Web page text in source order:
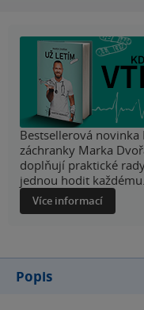
Bestsellerová
záchranky Marka
doplňují praktické
jednou hodit každému.
Více informací
Popis